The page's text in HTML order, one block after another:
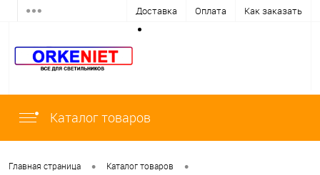
Доставка Оплата Как заказать
Каталог товаров
Главная страница • Каталог товаров •